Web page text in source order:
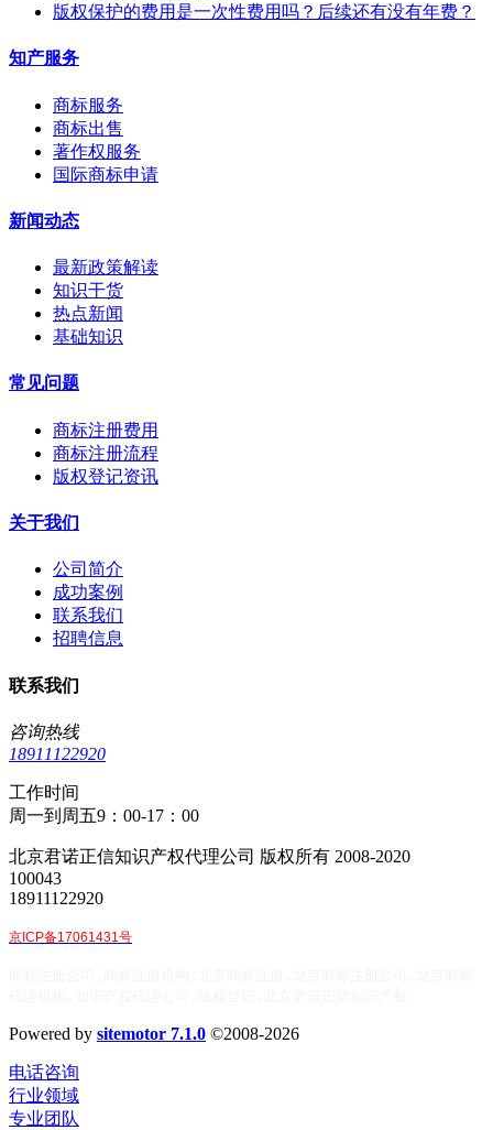
版权保护的费用是一次性费用吗？后续还有没有年费？
知产服务
商标服务
商标出售
著作权服务
国际商标申请
新闻动态
最新政策解读
知识干货
热点新闻
基础知识
常见问题
商标注册费用
商标注册流程
版权登记资讯
关于我们
公司简介
成功案例
联系我们
招聘信息
联系我们
咨询热线
18911122920
工作时间
周一到周五9：00-17：00
北京君诺正信知识产权代理公司 版权所有 2008-2020
100043
18911122920
京ICP备17061431号
Powered by sitemotor 7.1.0 ©2008-2026
电话咨询
行业领域
专业团队